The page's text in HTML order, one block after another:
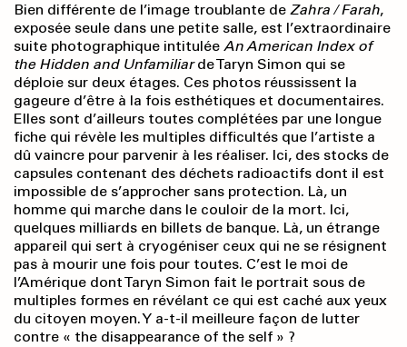
Bien différente de l’image troublante de Zahra / Farah,
exposée seule dans une petite salle, est l’extraordinaire
suite photographique intitulée An American Index of
the Hidden and Unfamiliarde Taryn Simon qui se
déploie sur deux étages. Ces photos réussissent la
gageure d’être à la fois esthétiques et documentaires.
Elles sont d’ailleurs toutes complétées par une longue
fiche qui révèle les multiples difficultés que l’artiste a
dû vaincre pour parvenir à les réaliser. Ici, des stocks de
capsules contenant des déchets radioactifs dont il est
impossible de s’approcher sans protection. Là, un
homme qui marche dans le couloir de la mort. Ici,
quelques milliards en billets de banque. Là, un étrange
appareil qui sert à cryogéniser ceux qui ne se résignent
pas à mourir une fois pour toutes. C’est le moi de
l’Amérique dont Taryn Simon fait le portrait sous de
multiples formes en révélant ce qui est caché aux yeux
du citoyen moyen. Y a-t-il meilleure façon de lutter
contre « the disappearance of the self » ?